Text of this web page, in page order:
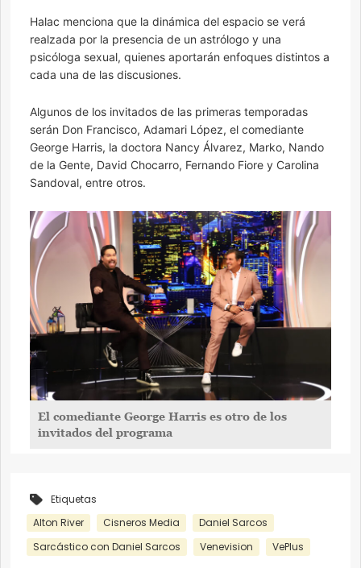
Halac menciona que la dinámica del espacio se verá
realzada por la presencia de un astrólogo y una
psicóloga sexual, quienes aportarán enfoques distintos a
cada una de las discusiones.
Algunos de los invitados de las primeras temporadas
serán Don Francisco, Adamari López, el comediante
George Harris, la doctora Nancy Álvarez, Marko, Nando
de la Gente, David Chocarro, Fernando Fiore y Carolina
Sandoval, entre otros.
El comediante George Harris es otro de los
invitados del programa
Etiquetas
Alton River
Cisneros Media
Daniel Sarcos
Sarcástico con Daniel Sarcos
Venevision VePlus